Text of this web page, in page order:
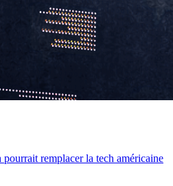
remplacer la tech américaine